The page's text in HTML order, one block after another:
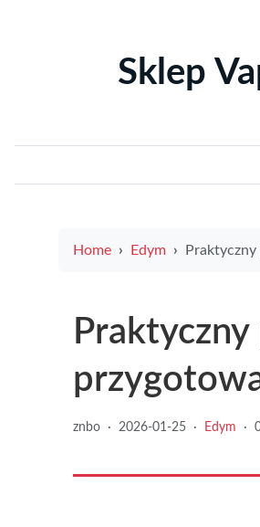
Sklep
Home Edym Praktyczny poradnik
znbo · 2026-01-25 · Edym ·